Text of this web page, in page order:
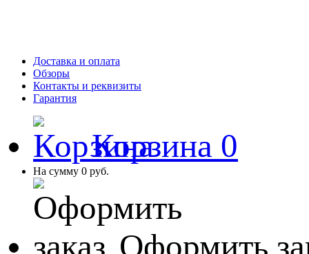
Доставка и оплата
Обзоры
Контакты и реквизиты
Гарантия
Корзина 0
На сумму 0 руб.
Оформить